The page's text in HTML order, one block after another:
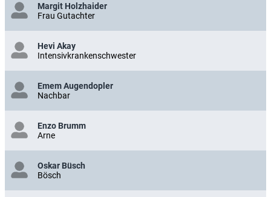
Margit Holzhaider
Frau Gutachter
Hevi Akay
Intensivkrankenschwester
Emem Augendopler
Nachbar
Enzo Brumm
Arne
Oskar Büsch
Bösch